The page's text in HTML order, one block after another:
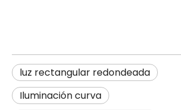
luz rectangular redondeada
Iluminación curva